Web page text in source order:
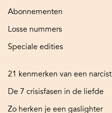
Abonnementen
Losse nummers
Speciale edities
21 kenmerken van een narcist
De 7 crisisfasen in de liefde
Zo herken je een gaslighter